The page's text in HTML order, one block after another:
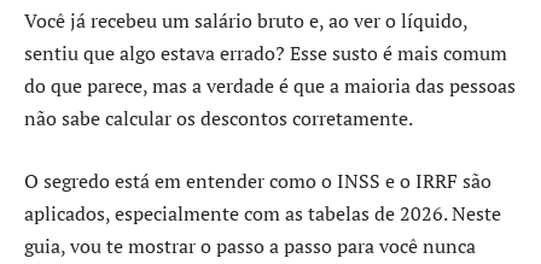
Você já recebeu um salário bruto e, ao ver o líquido,
sentiu que algo estava errado? Esse susto é mais comum
do que parece, mas a verdade é que a maioria das pessoas
não sabe calcular os descontos corretamente.
O segredo está em entender como o INSS e o IRRF são
aplicados, especialmente com as tabelas de 2026. Neste
guia, vou te mostrar o passo a passo para você nunca